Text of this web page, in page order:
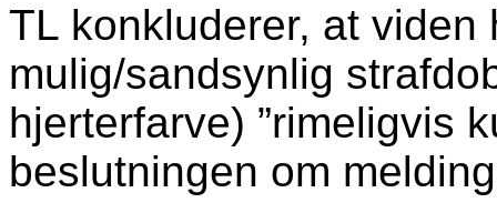
TL konkluderer, at viden
mulig/sandsynlig
hjerterfarve) ”rimeligvis
beslutningen om